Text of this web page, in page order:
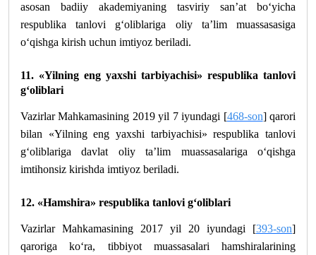
asosan badiiy akademiyaning tasviriy san’at bo‘yicha
respublika tanlovi g‘oliblariga oliy ta’lim muassasasiga
o‘qishga kirish uchun imtiyoz beriladi.
11. «Yilning eng yaxshi tarbiyachisi» respublika tanlovi
g‘oliblari
Vazirlar Mahkamasining 2019 yil 7 iyundagi [468-son] qarori
bilan «Yilning eng yaxshi tarbiyachisi» respublika tanlovi
g‘oliblariga davlat oliy ta’lim muassasalariga o‘qishga
imtihonsiz kirishda imtiyoz beriladi.
12. «Hamshira» respublika tanlovi g‘oliblari
Vazirlar Mahkamasining 2017 yil 20 iyundagi [393-son]
qaroriga ko‘ra, tibbiyot muassasalari hamshiralarining